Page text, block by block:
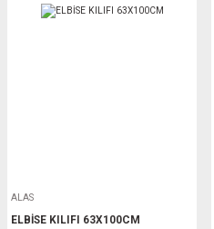
ALAS
ELBİSE KILIFI 63X100CM